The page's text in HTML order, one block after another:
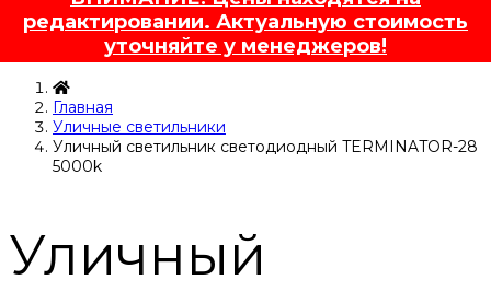
редактировании. Актуальную стоимость
уточняйте у менеджеров!
Главная
Уличные светильники
Уличный светильник светодиодный TERMINATOR-28
5000k
Уличный